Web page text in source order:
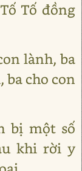
Tố đồng
lành, ba
ba cho con
bị một số
khi rời y